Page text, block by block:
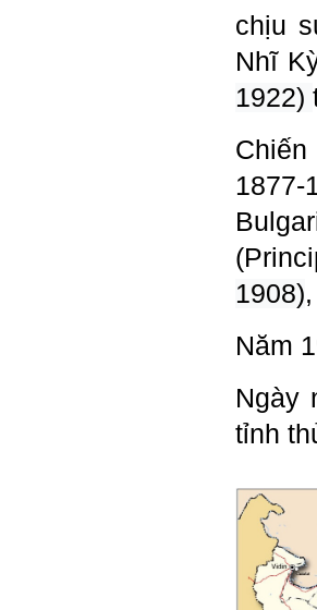
chịu
Nhĩ
1922)
1877-
1908)
Năm
Ngày
tỉnh